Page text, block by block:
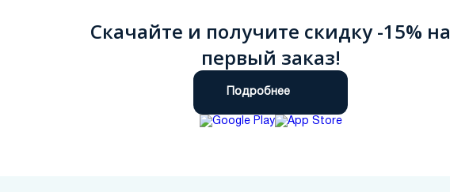
Скачайте и получите скидку -15% на
первый заказ!
Подробнее